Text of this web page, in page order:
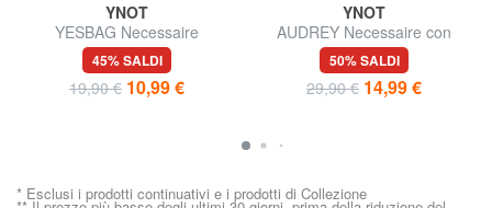
YNOT
YESBAG Necessaire
45% SALDI
19,90 € 10,99 €
YNOT
AUDREY Necessaire con
polsierina
50% SALDI
29,90 € 14,99 €
* Esclusi i prodotti continuativi e i prodotti di Collezione